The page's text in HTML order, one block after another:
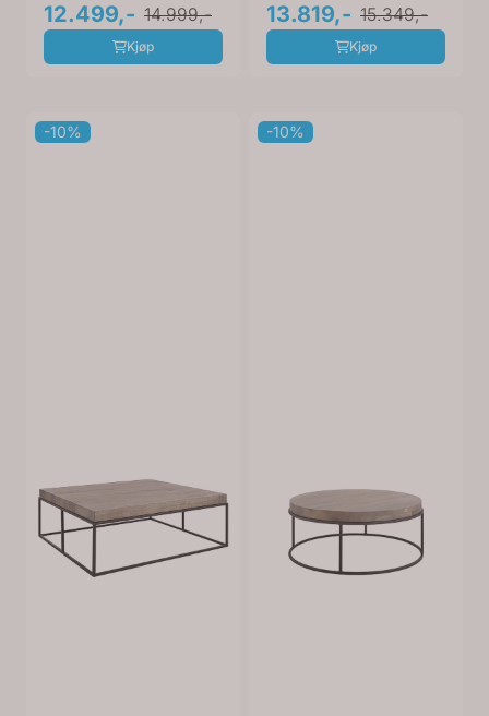
04-80819
12.499,- 14.999,-
Kjøp
04-80815
13.819,- 15.349,-
Kjøp
-10% -10%